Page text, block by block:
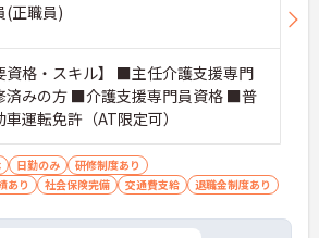
(正職員)
資格・スキル】 ■主任介護支援専門
済みの方 ■介護支援専門員資格 ■普
車運転免許（AT限定可）
日勤のみ
研修制度あり
あり
社会保険完備 交通費支給 退職金制度あり